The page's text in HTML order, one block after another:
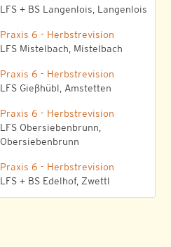
LFS + BS Langenlois, Langenlois
Praxis 6 - Herbstrevision
LFS Mistelbach, Mistelbach
Praxis 6 - Herbstrevision
LFS Gießhübl, Amstetten
Praxis 6 - Herbstrevision
LFS Obersiebenbrunn,
Obersiebenbrunn
Praxis 6 - Herbstrevision
LFS + BS Edelhof, Zwettl